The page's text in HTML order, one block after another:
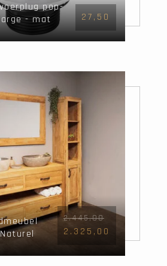
pop-
- mat
27,50
&
2.445,00
2.325,00